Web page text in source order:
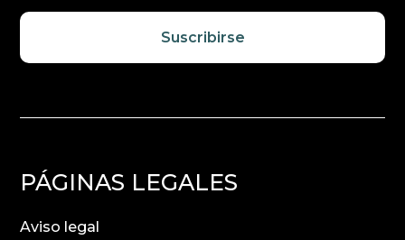
Suscribirse
PÁGINAS LEGALES
Aviso legal